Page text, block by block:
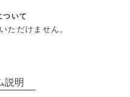
ついて
ただけません。